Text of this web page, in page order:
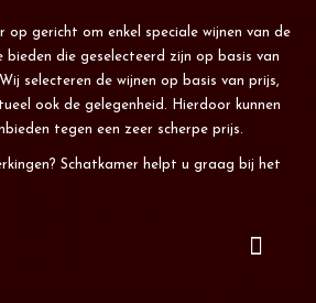
op gericht om enkel speciale wijnen van de
die geselecteerd zijn op basis van
selecteren de wijnen op basis van prijs,
ook de gelegenheid. Hierdoor kunnen
tegen een zeer scherpe prijs.
Schatkamer helpt u graag bij het